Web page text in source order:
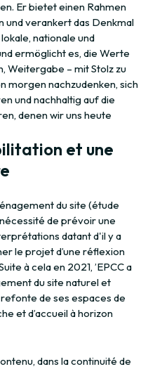
Er bietet einen Rahmen
verankert das Denkmal
nationale und
ermöglicht es, die Werte
Weitergabe – mit Stolz zu
morgen nachzudenken, sich
und nachhaltig auf die
denen wir uns heute
et une
du site (étude
de prévoir une
datant d'il y a
le projet d’une réflexion
à cela en 2021, ’EPCC a
du site naturel et
de ses espaces de
et d’accueil à horizon
dans la continuité de